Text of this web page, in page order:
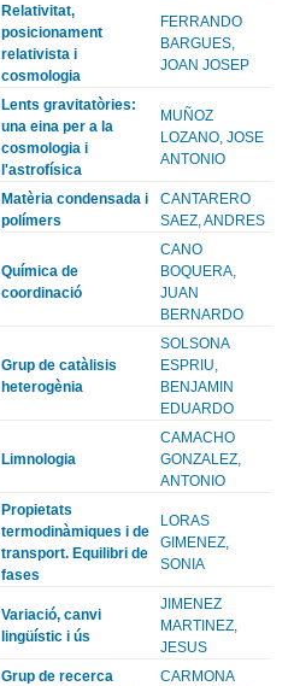
Relativitat,
posicionament
relativista i
cosmologia
FERRANDO
BARGUES,
JOAN JOSEP
Lents gravitatòries:
una eina per a la
cosmologia i
l'astrofísica
MUÑOZ
LOZANO, JOSE
ANTONIO
Matèria condensada i
polímers
CANTARERO
SAEZ, ANDRES
Química de
coordinació
CANO
BOQUERA,
JUAN
BERNARDO
Grup de catàlisis
heterogènia
SOLSONA
ESPRIU,
BENJAMIN
EDUARDO
Limnologia
CAMACHO
GONZALEZ,
ANTONIO
Propietats
termodinàmiques i de
transport. Equilibri de
fases
LORAS
GIMENEZ,
SONIA
Variació, canvi
lingüístic i ús
JIMENEZ
MARTINEZ,
JESUS
Grup de recerca
CARMONA